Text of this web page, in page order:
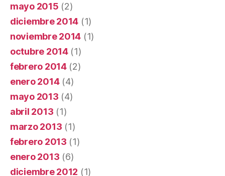
mayo 2015 (2)
diciembre 2014 (1)
noviembre 2014 (1)
octubre 2014(1)
febrero 2014(2)
enero 2014(4)
mayo 2013 (4)
abril 2013 (1)
marzo 2013 (1)
febrero 2013 (1)
enero 2013 (6)
diciembre 2012 (1)